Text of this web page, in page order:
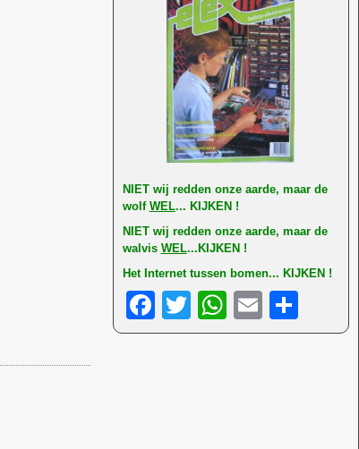
NIET wij redden onze aarde, maar de
wolf WEL... KIJKEN !
NIET wij redden onze aarde, maar de
walvis WEL...KIJKEN !
Het Internet tussen bomen... KIJKEN !
F
a
T
wi
W
h
E
m el